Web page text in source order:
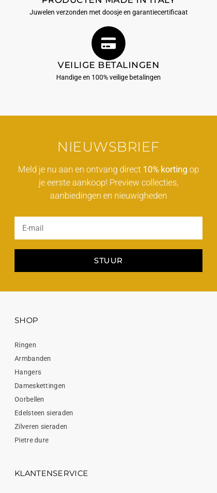
Juwelen verzonden met doosje en garantiecertificaat
VEILIGE BETALINGEN
Handige en 100% veilige betalingen
NIEUWSBRIEF
Meld je nu aan en ontvang direct 10% korting op
je eerste aankoop! Preview collecties,
aanbiedingen en nieuwigheden
STUUR
SHOP
Ringen
Armbanden
Hangers
Dameskettingen
Oorbellen
Edelsteen sieraden
Zilveren sieraden
Pietre dure
KLANTENSERVICE